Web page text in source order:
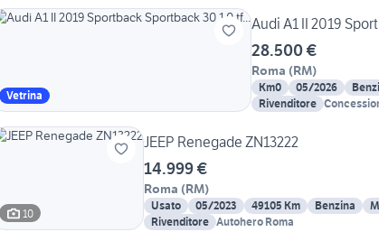
Vetrina
Audi A1 II 2019
28.500 €
Roma (RM)
Km0 05/2026
Rivenditore
10
JEEP Renegade ZN13222
14.999 €
Roma (RM)
Usato 05/2023 49105 Km Benzina
Rivenditore Autohero Roma